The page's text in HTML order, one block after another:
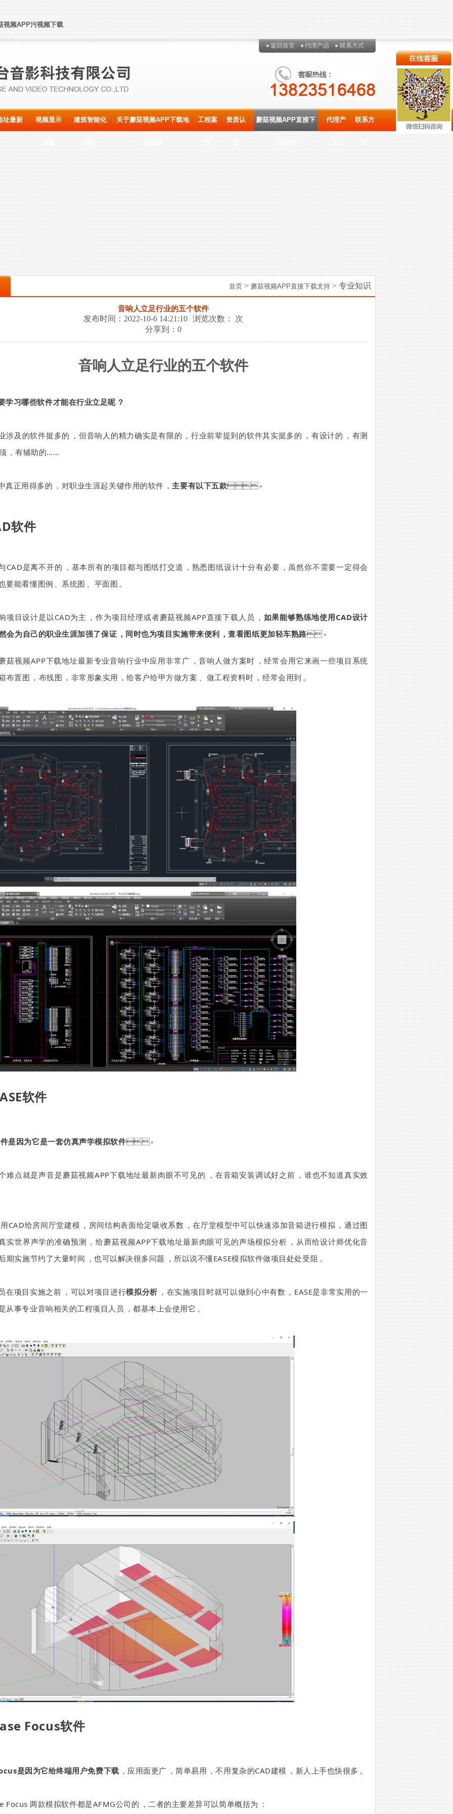
视频APP污视频下载
返回首页 代理产品 联系方式
址最新 视频显示
系统
建筑智能化
系统
关于蘑菇视频APP下载地
址最新
工程案
例
资质认
证
蘑菇视频APP直接下
载支持
代理产
品
联系方
式
首页 > 蘑菇视频APP直接下载支持 > 专业知识
音响人立足行业的五个软件
发布时间：2022-10-6 14:21:10 浏览次数： 次
分享到： 0
音响人立足行业的五个软件
习哪些软件才能在行业立足呢？
及的软件挺多的，但音响人的精力确实是有限的，行业前辈提到的软件其实挺多的，有设计的，有测
须，有辅助的……
正用得多的，对职业生涯起关键作用的软件， 主要有以下五款。
软件
CAD是离不开的，基本所有的项目都与图纸打交道，熟悉图纸设计十分有必要，虽然你不需要一定得会
能看懂图例、系统图、平面图。
目设计是以CAD为主，作为项目经理或者蘑菇视频APP直接下载人员， 如果能够熟练地使用CAD设计
必然会为自己的职业生涯加强了保证，同时也为项目实施带来便利，查看图纸更加轻车熟路。
菇视频APP下载地址最新专业音响行业中应用非常广，音响人做方案时，经常会用它来画一些项目系统
布置图，布线图，非常形象实用，给客户给甲方做方案、做工程资料时，经常会用到。
软件
件是因为它是一套仿真声学模拟软件。
难点就是声音是蘑菇视频APP下载地址最新肉眼不可见的，在音箱安装调试好之前，谁也不知道真实效
CAD给房间厅堂建模，房间结构表面给定吸收系数，在厅堂模型中可以快速添加音箱进行模拟，通过图
实世界声学的准确预测，给蘑菇视频APP下载地址最新肉眼可见的声场模拟分析，从而给设计师优化音
期实施节约了大量时间，也可以解决很多问题，所以说不懂EASE模拟软件做项目处处受阻。
项目实施之前，可以对项目进行模拟分析 ，在实施项目时就可以做到心中有数，EASE是非常实用的一
从事专业音响相关的工程项目人员，都基本上会使用它。
Focus软件
是因为它给终端用户免费下载 ，应用面更广，简单易用，不用复杂的CAD建模，新人上手也快很多。
Focus 两款模拟软件都是AFMG公司的，二者的主要差异可以简单概括为：